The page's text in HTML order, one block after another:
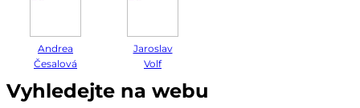
Andrea
Česalová
Jaroslav
Volf
Vyhledejte na webu